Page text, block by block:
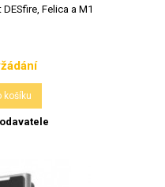
Felica a M1
košíku